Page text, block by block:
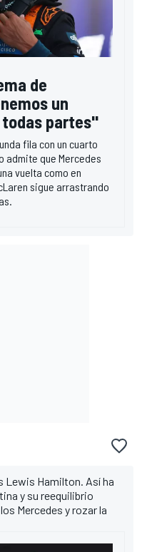
de
un
todas partes"
fila con un cuarto
admite que Mercedes
vuelta como en
sigue arrastrando
Lewis Hamilton. Así ha
y su reequilibrio
Mercedes y rozar la